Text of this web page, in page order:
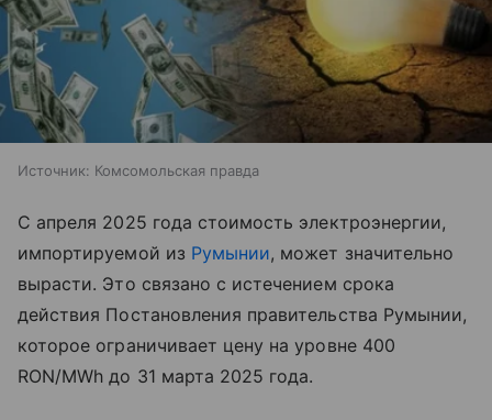
Источник: Комсомольская правда
С апреля 2025 года стоимость электроэнергии,
импортируемой из Румынии, может значительно
вырасти. Это связано с истечением срока
действия Постановления правительства Румынии,
которое ограничивает цену на уровне 400
RON/MWh до 31 марта 2025 года.